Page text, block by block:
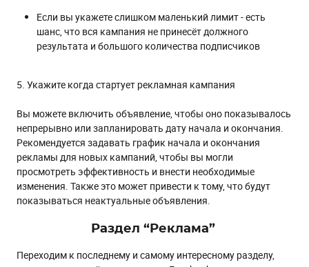
Если вы укажете слишком маленький лимит - есть
шанс, что вся кампания не принесёт должного
результата и большого количества подписчиков
5. Укажите когда стартует рекламная кампания
Вы можете включить объявление, чтобы оно показывалось
непрерывно или запланировать дату начала и окончания.
Рекомендуется задавать график начала и окончания
рекламы для новых кампаний, чтобы вы могли
просмотреть эффективность и внести необходимые
изменения. Также это может привести к тому, что будут
показываться неактуальные объявления.
Раздел “Реклама”
Переходим к последнему и самому интересному разделу,